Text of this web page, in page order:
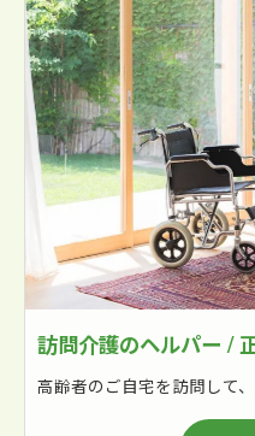
訪問介護のヘルパー /